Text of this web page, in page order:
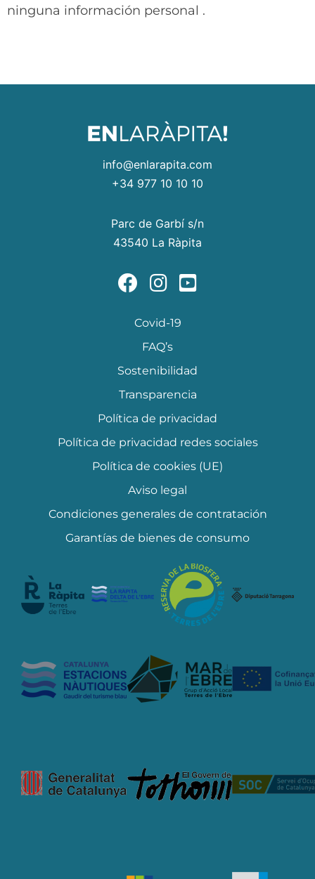
ninguna información personal .
info@enlarapita.com
+34 977 10 10 10
Parc de Garbí s/n
43540 La Ràpita
Covid-19
FAQ’s
Sostenibilidad
Transparencia
Política de privacidad
Política de privacidad redes sociales
Política de cookies (UE)
Aviso legal
Condiciones generales de contratación
Garantías de bienes de consumo